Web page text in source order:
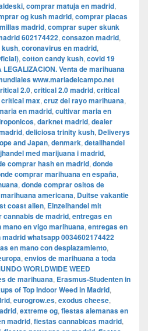
, comprar matuja en madrid,
og kush madrid, comprar placas
madrid, comprar super skunk
602174422, consazon madrid,
, coronavirus en madrid,
, cotton candy kush, covid 19
LEGALIZACION. Venta de marihuana
www.mariadelcampo.net
2.0, critical 2.0 madrid, critical
critical max, cruz del rayo marihuana,
en madrid, cultivar maria en
, darknet madrid, dealer
, deliciosa trinity kush, Deliverys
and Japan, denmark, detailhandel
med marijuana i madrid,
comprar hash en madrid, donde
comprar marihuana en españa,
, donde comprar ositos de
americana, Duitse vakantie
coast alien, Einzelhandel mit
cannabis de madrid, entregas en
mano en vigo marihuana, entregas en
whatsapp 0034602174422
en mano con desplazamiento,
, envios de marihuana a toda
WORLDWIDE WEED
de marihuana, Erasmus-Studenten in
of Top Indoor Weed in Madrid,
, eurogrow.es, exodus cheese,
, extreme og, fiestas alemanas en
madrid, fiestas cannabicas madrid,